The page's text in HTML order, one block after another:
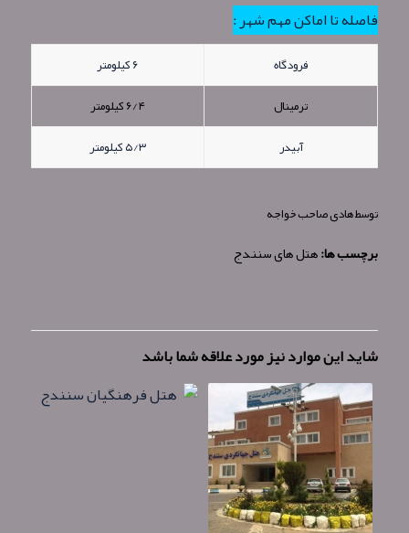
فاصله تا اماکن مهم شهر :
فرودگاه
۶ کیلومتر
ترمینال
۶/۴ کیلومتر
آبیدر
۵/۳ کیلومتر
توسطهادی صاحب خواجه
برچسب ها:هتل های سنندج
شاید این موارد نیز مورد علاقه شما باشد